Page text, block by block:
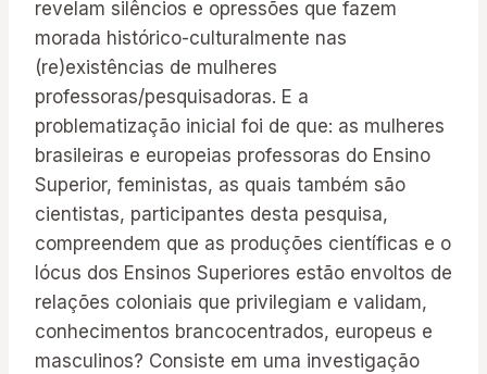
revelam silêncios e opressões que fazem
morada histórico-culturalmente nas
(re)existências de mulheres
professoras/pesquisadoras. E a
problematização inicial foi de que: as mulheres
brasileiras e europeias professoras do Ensino
Superior, feministas, as quais também são
cientistas, participantes desta pesquisa,
compreendem que as produções científicas e o
lócus dos Ensinos Superiores estão envoltos de
relações coloniais que privilegiam e validam,
conhecimentos brancocentrados, europeus e
masculinos? Consiste em uma investigação